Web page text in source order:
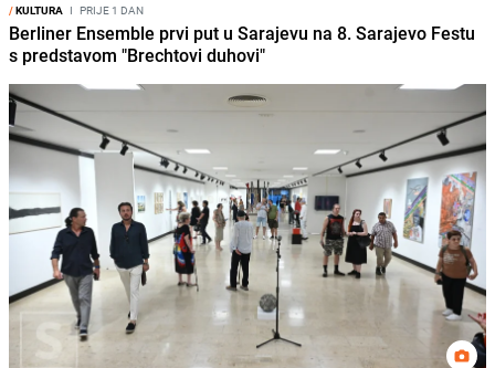
/KULTURA I PRIJE 1 DAN
Berliner Ensemble prvi put u Sarajevu na 8. Sarajevo Festu
s predstavom "Brechtovi duhovi"